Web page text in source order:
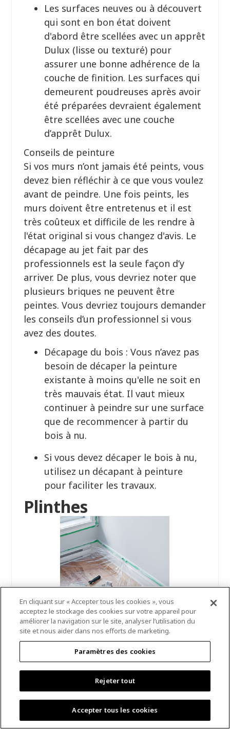
Les surfaces neuves ou à découvert
qui sont en bon état doivent
d'abord être scellées avec un apprêt
Dulux (lisse ou texturé) pour
assurer une bonne adhérence de la
couche de finition. Les surfaces qui
demeurent poudreuses après avoir
été préparées devraient également
être scellées avec une couche
d’apprêt Dulux.
Conseils de peinture
Si vos murs n’ont jamais été peints, vous
devez bien réfléchir à ce que vous voulez
avant de peindre. Une fois peints, les
murs doivent être entretenus et il est
très coûteux et difficile de les rendre à
l'état original si vous changez d'avis. Le
décapage au jet fait par des
professionnels est la seule façon d’y
arriver. De plus, vous devriez noter que
plusieurs briques ne peuvent être
peintes. Vous devriez toujours demander
les conseils d’un professionnel si vous
avez des doutes.
Décapage du bois : Vous n’avez pas
besoin de décaper la peinture
existante à moins qu'elle ne soit en
très mauvais état. Il vaut mieux
continuer à peindre sur une surface
que de recommencer à partir du
bois à nu.
Si vous devez décaper le bois à nu,
utilisez un décapant à peinture
pour faciliter les travaux.
Plinthes
Outils essentiels et conseils de
préparation
Les plinthes constituent le dernier
élément à peindre dans une pièce.
Le plus gros problème rencontré
lorsque l’on peint les plinthes est la
saleté et la poussière qui ressortent
du plancher ou du tapis et qui
En cliquant sur « Accepter tous les cookies », vous
acceptez le stockage des cookies sur votre appareil pour
améliorer la navigation sur le site, analyser l’utilisation du
site et nous aider dans nos efforts de marketing.
Paramètres des cookies
Rejeter tout
Accepter tous les cookies